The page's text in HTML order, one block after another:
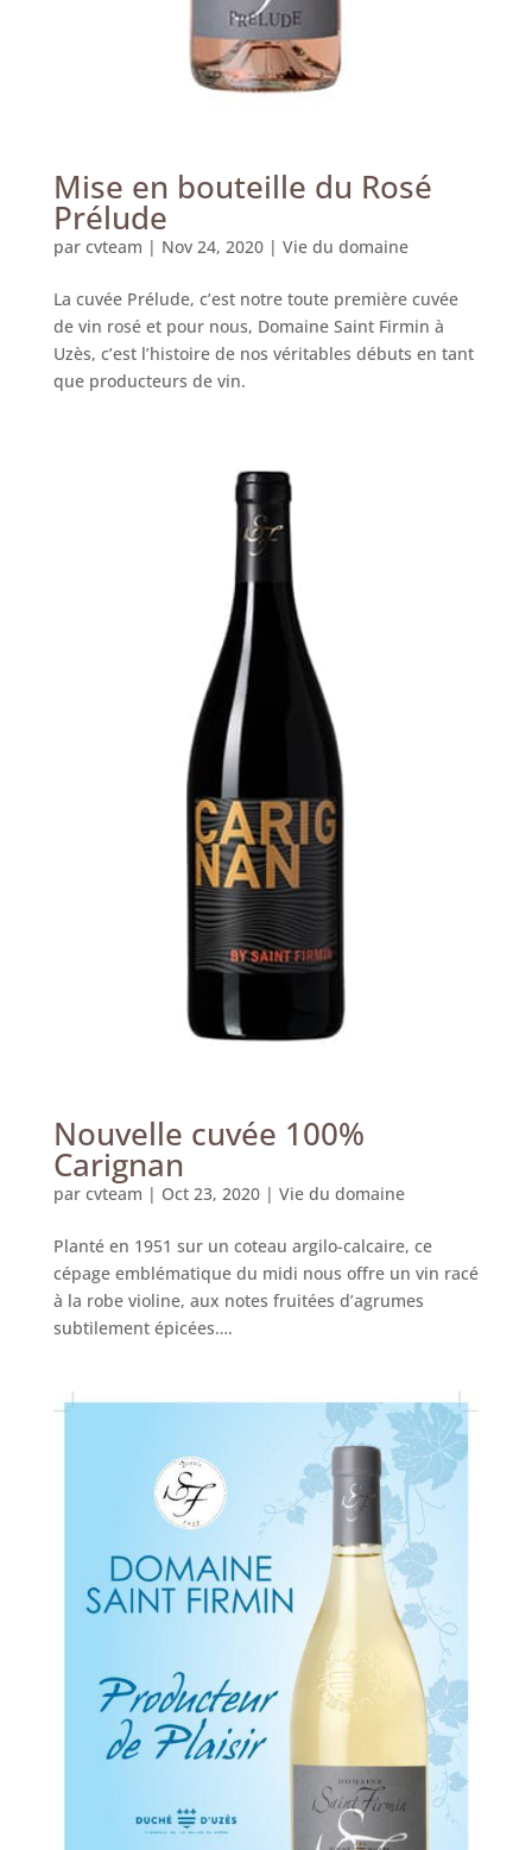
Mise en bouteille du Rosé
Prélude
par cvteam | Nov 24, 2020| Vie du domaine
La cuvée Prélude, c’est notre toute première cuvée
de vin rosé et pour nous, Domaine Saint Firmin à
Uzès, c’est l’histoire de nos véritables débuts en tant
que producteurs de vin.
Nouvelle cuvée 100%
Carignan
par cvteam | Oct 23, 2020| Vie du domaine
Planté en 1951 sur un coteau argilo-calcaire, ce
cépage emblématique du midi nous offre un vin racé
à la robe violine, aux notes fruitées d’agrumes
subtilement épicées….